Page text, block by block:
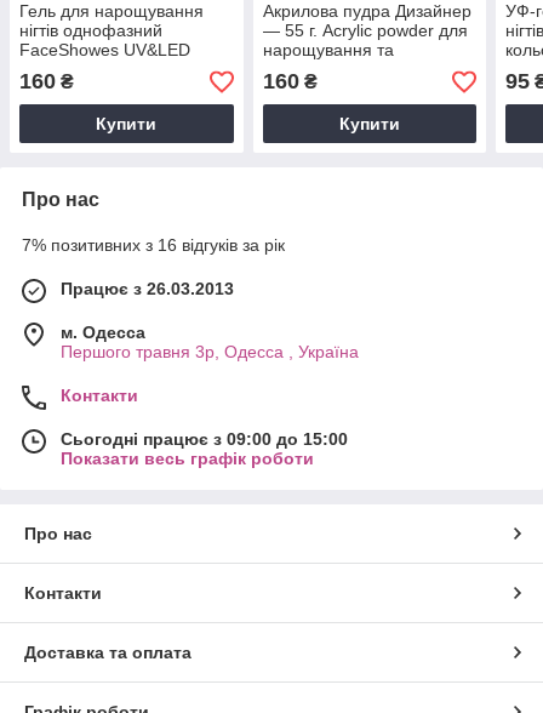
Гель для нарощування
нігтів однофазний
FaceShowes UV&LED
builder 15 g (4 кольори)
160 ₴
Купити
Акрилова пудра Дизайнер
— 55 г. Acrylic powder для
нарощування та
зміцнення нігтів (4
кольори)
160₴
Купити
УФ-
95
Про нас
7% позитивних з 16 відгуків за рік
Працює з 26.03.2013
м. Одесса
Першого травня 3р, Одесса , Україна
Контакти
Сьогодні працює з 09:00 до 15:00
Показати весь графік роботи
Про нас
Контакти
Доставка та оплата